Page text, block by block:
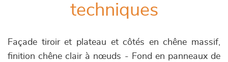
techniques
Façade tiroir et plateau et côtés en chêne massif,
finition chêne clair à nœuds - Fond en panneaux de